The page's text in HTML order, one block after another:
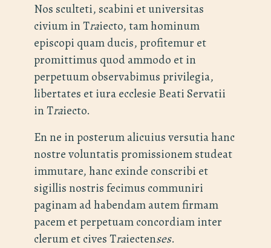
Nos sculteti, scabini et universitas
civium in Traiecto, tam hominum
episcopi quam ducis, profitemur et
promittimus quod ammodo et in
perpetuum observabimus privilegia,
libertates et iura ecclesie Beati Servatii
in Traiecto.
En ne in posterum alicuius versutia hanc
nostre voluntatis promissionem studeat
immutare, hanc exinde conscribi et
sigillis nostris fecimus communiri
paginam ad habendam autem firmam
pacem et perpetuam concordiam inter
clerum et cives Traiectenses.